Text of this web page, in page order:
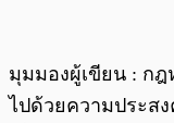
มุมมองผู้เขียน : ก
ไปด้วยความประส